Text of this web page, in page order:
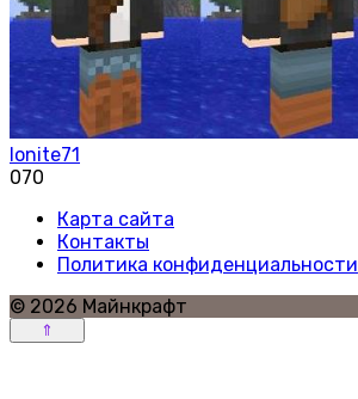
lonite71
070
Карта сайта
Контакты
Политика конфиденциальности
© 2026 Майнкрафт